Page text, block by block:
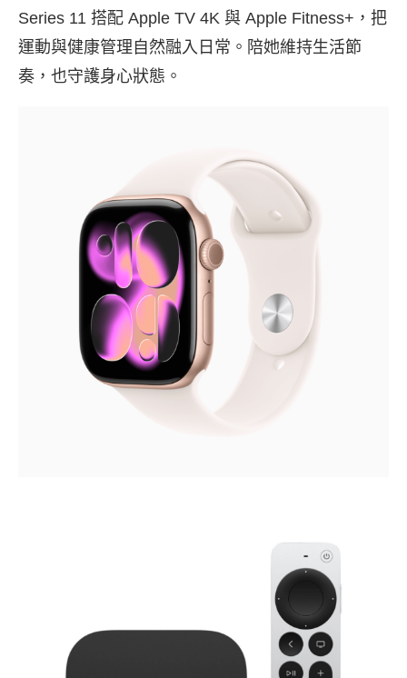
Series 11 搭配 Apple TV 4K 與 Apple Fitness+，把
運動與健康管理自然融入日常。陪她維持生活節
奏，也守護身心狀態。